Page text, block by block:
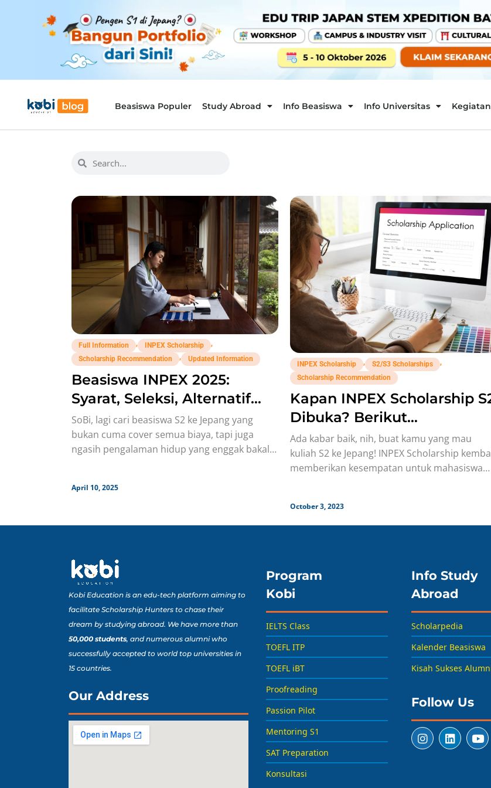
Beasiswa Populer Study Abroad Info Beasiswa Info Universitas Kegiatan
Full Information INPEX Scholarship
Scholarship Recommendation
Updated Information
Beasiswa INPEX 2025:
Syarat, Seleksi, Alternatif
Beasiswanya!
SoBi, lagi cari beasiswa S2 ke Jepang yang
bukan cuma cover semua biaya, tapi juga
ngasih pengalaman hidup yang enggak bakal
April 10, 2025
INPEX Scholarship , S2/S3 Scholarships
,
Scholarship Recommendation
Kapan INPEX Scholarship
Dibuka? Berikut
Jawabannya!
Ada kabar baik, nih, buat kamu yang mau
kuliah S2 ke Jepang! INPEX Scholarship
memberikan kesempatan untuk mahasiswa
October 3, 2023
Kobi Education is an edu-tech platform aiming to
facilitate Scholarship Hunters to chase their
dream by studying abroad. We have more than
50,000 students, and numerous alumni who
successfully accepted to world top universities in
15 countries.
Our Address
Program
Kobi
IELTS Class
TOEFL ITP
TOEFL iBT
Proofreading
Passion Pilot
Mentoring S1
SAT Preparation
Konsultasi
Info Study
Abroad
Scholarpedia
Kalender Beasiswa
Kisah Sukses
Follow Us